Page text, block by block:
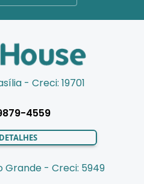
- Creci: 19701
4559
Grande - Creci: 5949